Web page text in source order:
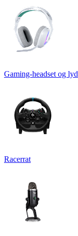
Gaming-headset og lyd
Racerrat